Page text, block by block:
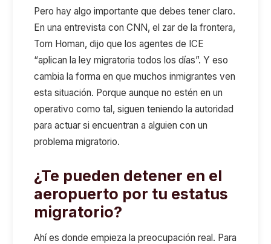
Pero hay algo importante que debes tener claro.
En una entrevista con CNN, el zar de la frontera,
Tom Homan, dijo que los agentes de ICE
“aplican la ley migratoria todos los días”. Y eso
cambia la forma en que muchos inmigrantes ven
esta situación. Porque aunque no estén en un
operativo como tal, siguen teniendo la autoridad
para actuar si encuentran a alguien con un
problema migratorio.
¿Te pueden detener en el
aeropuerto por tu estatus
migratorio?
Ahí es donde empieza la preocupación real. Para